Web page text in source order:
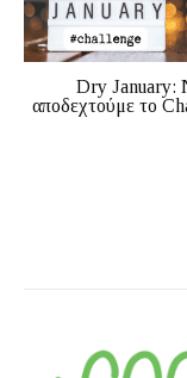
Dry January:
αποδεχτούμε το